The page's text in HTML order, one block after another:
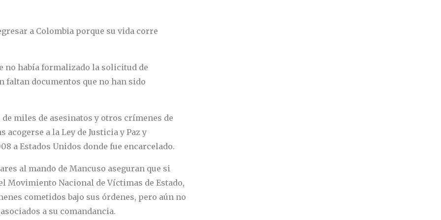
a Colombia porque su vida corre
no había formalizado la solicitud de
faltan documentos que no han sido
miles de asesinatos y otros crímenes de
a la Ley de Justicia y Paz y
a Estados Unidos donde fue encarcelado.
al mando de Mancuso aseguran que si
Movimiento Nacional de Víctimas de Estado,
cometidos bajo sus órdenes, pero aún no
a su comandancia.